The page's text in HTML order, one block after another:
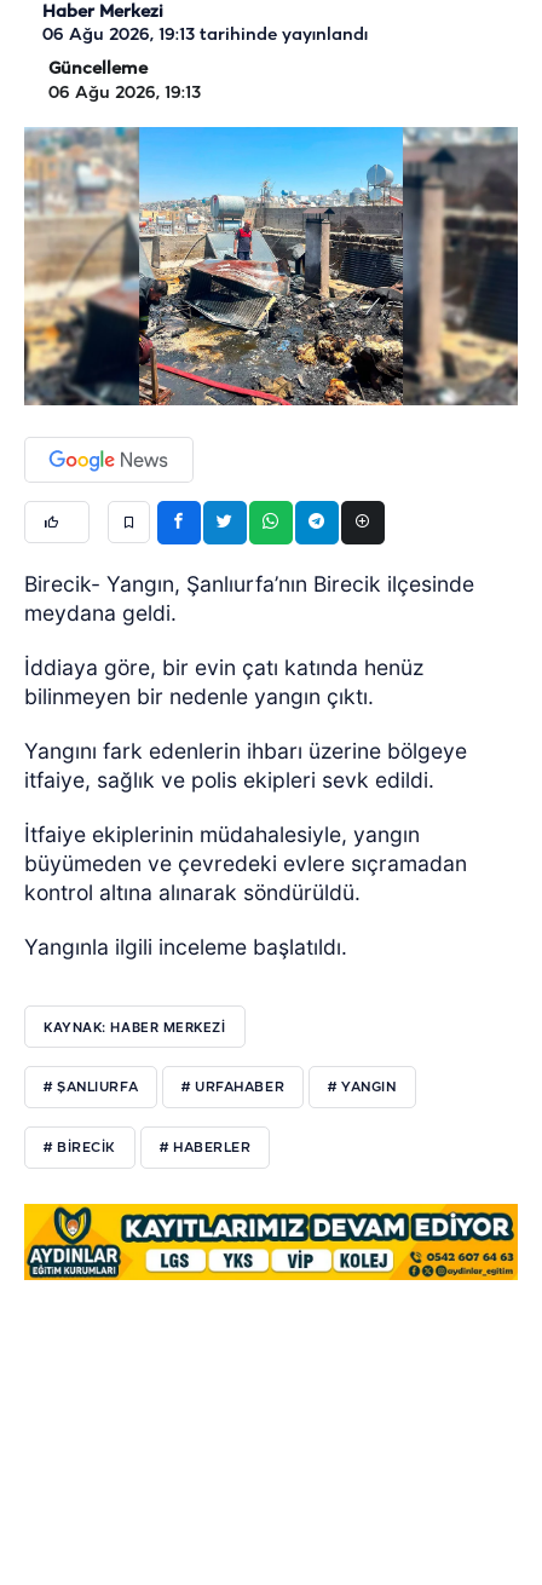
Haber Merkezi
06 Ağu 2026, 19:13 tarihinde yayınlandı
Güncelleme
06 Ağu 2026, 19:13
Birecik- Yangın, Şanlıurfa’nın Birecik ilçesinde
meydana geldi.
İddiaya göre, bir evin çatı katında henüz
bilinmeyen bir nedenle yangın çıktı.
Yangını fark edenlerin ihbarı üzerine bölgeye
itfaiye, sağlık ve polis ekipleri sevk edildi.
İtfaiye ekiplerinin müdahalesiyle, yangın
büyümeden ve çevredeki evlere sıçramadan
kontrol altına alınarak söndürüldü.
Yangınla ilgili inceleme başlatıldı.
KAYNAK: HABER MERKEZI
# ŞANLIURFA # URFAHABER # YANGIN
# BIRECIK # HABERLER